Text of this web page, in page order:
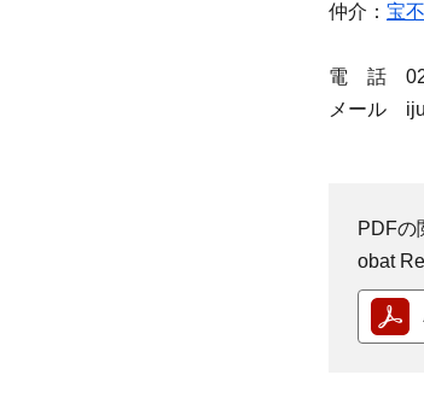
仲介： 宝
電 話
メール
PDFの
obat